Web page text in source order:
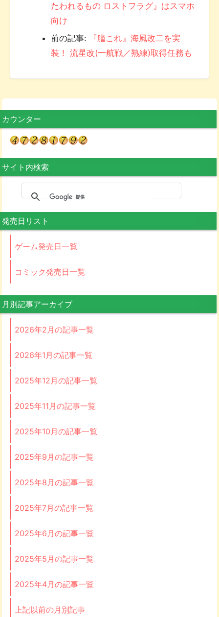
たわれるもの ロストフラグ』はスマホ
向け
前の記事:
『艦これ』海風改二を実
装！ 流星改(一航戦／熟練)取得任務も
カウンター
サイト内検索
発売日リスト
ゲーム発売日一覧
コミック発売日一覧
月別記事アーカイブ
2026年2月の記事一覧
2026年1月の記事一覧
2025年12月の記事一覧
2025年11月の記事一覧
2025年10月の記事一覧
2025年9月の記事一覧
2025年8月の記事一覧
2025年7月の記事一覧
2025年6月の記事一覧
2025年5月の記事一覧
2025年4月の記事一覧
上記以前の月別記事